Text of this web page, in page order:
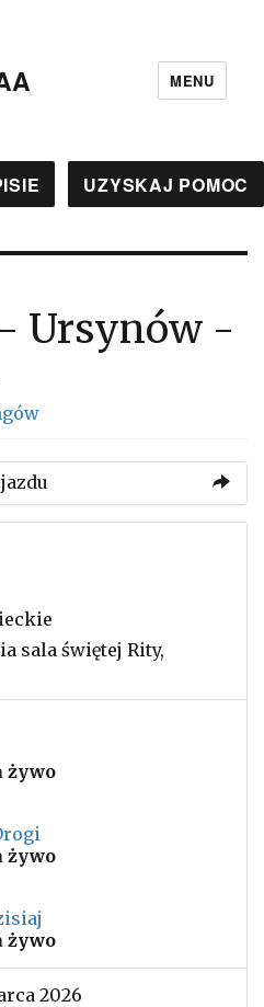
MENU
UZYSKAJ POMOC
Ursynów -
sala świętej Rity,
żywo
żywo
żywo
2026